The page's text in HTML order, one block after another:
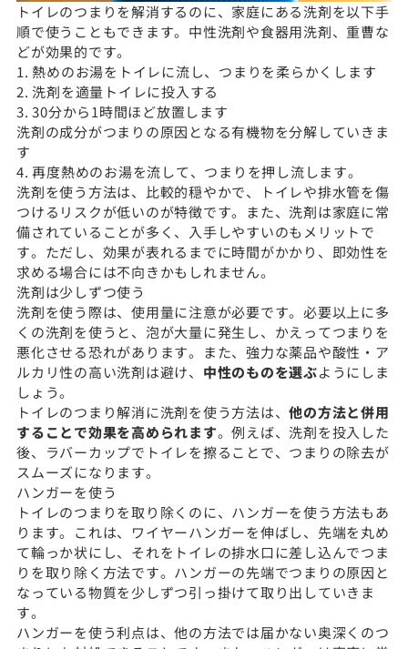
トイレのつまりを解消するのに、家庭にある洗剤を以下手
順で使うこともできます。中性洗剤や食器用洗剤、重曹な
どが効果的です。
1. 熱めのお湯をトイレに流し、つまりを柔らかくします
2. 洗剤を適量トイレに投入する
3. 30分から1時間ほど放置します
洗剤の成分がつまりの原因となる有機物を分解していきま
す
4. 再度熱めのお湯を流して、つまりを押し流します。
洗剤を使う方法は、比較的穏やかで、トイレや排水管を傷
つけるリスクが低いのが特徴です。また、洗剤は家庭に常
備されていることが多く、入手しやすいのもメリットで
す。ただし、効果が表れるまでに時間がかかり、即効性を
求める場合には不向きかもしれません。
洗剤は少しずつ使う
洗剤を使う際は、使用量に注意が必要です。必要以上に多
くの洗剤を使うと、泡が大量に発生し、かえってつまりを
悪化させる恐れがあります。また、強力な薬品や酸性・ア
ルカリ性の高い洗剤は避け、 中性のものを選ぶようにしま
しょう。
トイレのつまり解消に洗剤を使う方法は、他の方法と併用
することで効果を高められます。例えば、洗剤を投入した
後、ラバーカップでトイレを擦ることで、つまりの除去が
スムーズになります。
ハンガーを使う
トイレのつまりを取り除くのに、ハンガーを使う方法もあ
ります。これは、ワイヤーハンガーを伸ばし、先端を丸め
て輪っか状にし、それをトイレの排水口に差し込んでつま
りを取り除く方法です。ハンガーの先端でつまりの原因と
なっている物質を少しずつ引っ掛けて取り出していきま
す。
ハンガーを使う利点は、他の方法では届かない奥深くのつ